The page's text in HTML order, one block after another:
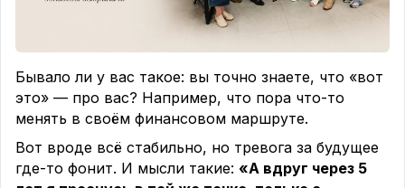
Бывало ли у вас такое: вы точно знаете, что «вот
это» — про вас? Например, что пора что-то
менять в своём финансовом маршруте.
Вот вроде всё стабильно, но тревога за будущее
где-то фонит. И мысли такие: «А вдруг через 5